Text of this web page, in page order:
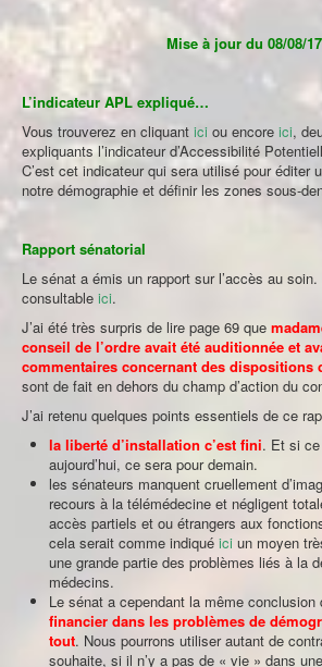
Mise à jour du 08/08/17
L’indicateur APL expliqué…
Vous trouverez en cliquant ici ou encore ici,
expliquants l’indicateur d’Accessibilité
C’est cet indicateur qui sera utilisé pour éditer
notre démographie et définir les zones sous-
Rapport sénatorial
Le sénat a émis un rapport sur l’accès au
consultable ici.
J’ai été très surpris de lire page 69 que
conseil de l’ordre avait été auditionnée et
commentaires concernant des dispositions
sont de fait en dehors du champ d’action du
J’ai retenu quelques points essentiels de ce
la liberté d’installation c’est fini. Et si ce
aujourd’hui, ce sera pour demain.
les sénateurs manquent cruellement
recours à la télémédecine et négligent
accès partiels et ou étrangers aux
cela serait comme indiqué ici un moyen
une grande partie des problèmes liés à la
médecins.
Le sénat a cependant la même conclusion
financier dans les problèmes de
tout. Nous pourrons utiliser autant de
souhaite, si il n’y a pas de « vie » dans